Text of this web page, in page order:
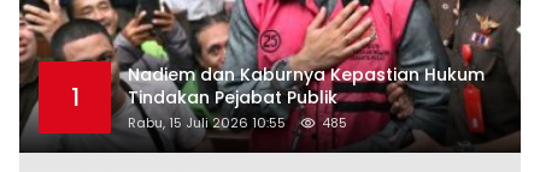
1
Nadiem dan Kaburnya Kepastian Hukum
Tindakan Pejabat Publik
Rabu, 15 Juli 2026 10:55 485